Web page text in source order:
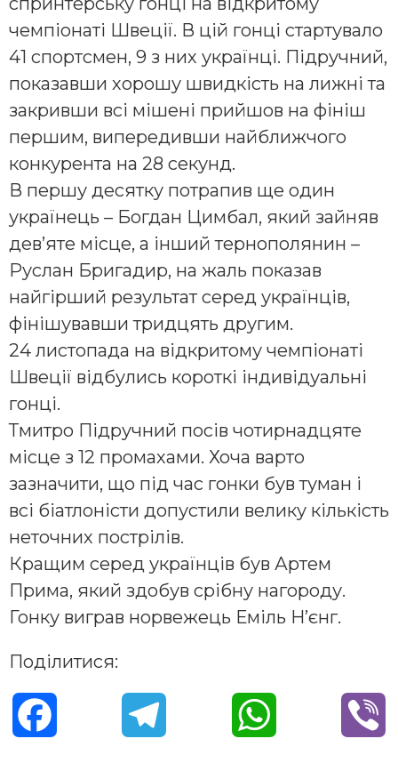
чемпіонаті Швеції. В цій гонці стартувало
41 спортсмен, 9 з них українці. Підручний,
показавши хорошу швидкість на лижні та
закривши всі мішені прийшов на фініш
першим, випередивши найближчого
конкурента на 28 секунд.
В першу десятку потрапив ще один
українець – Богдан Цимбал, який зайняв
дев’яте місце, а інший тернополянин –
Руслан Бригадир, на жаль показав
найгірший результат серед українців,
фінішувавши тридцять другим.
24 листопада на відкритому чемпіонаті
Швеції відбулись короткі індивідуальні
гонці.
Тмитро Підручний посів чотирнадцяте
місце з 12 промахами. Хоча варто
зазначити, що під час гонки був туман і
всі біатлоністи допустили велику кількість
неточних пострілів.
Кращим серед українців був Артем
Прима, який здобув срібну нагороду.
Гонку виграв норвежець Еміль Н’єнг.
Поділитися: